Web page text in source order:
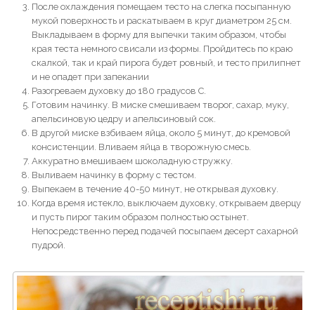
После охлаждения помещаем тесто на слегка посыпанную
мукой поверхность и раскатываем в круг диаметром 25 см.
Выкладываем в форму для выпечки таким образом, чтобы
края теста немного свисали из формы. Пройдитесь по краю
скалкой, так и край пирога будет ровный, и тесто прилипнет
и не опадет при запекании
Разогреваем духовку до 180 градусов С.
Готовим начинку. В миске смешиваем творог, сахар, муку,
апельсиновую цедру и апельсиновый сок.
В другой миске взбиваем яйца, около 5 минут, до кремовой
консистенции. Вливаем яйца в творожную смесь.
Аккуратно вмешиваем шоколадную стружку.
Выливаем начинку в форму с тестом.
Выпекаем в течение 40-50 минут, не открывая духовку.
Когда время истекло, выключаем духовку, открываем дверцу
и пусть пирог таким образом полностью остынет.
Непосредственно перед подачей посыпаем десерт сахарной
пудрой.